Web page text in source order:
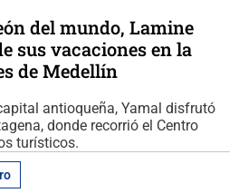
del mundo, Lamine
sus vacaciones en la
de Medellín
antioqueña, Yamal disfrutó
donde recorrió el Centro
turísticos.